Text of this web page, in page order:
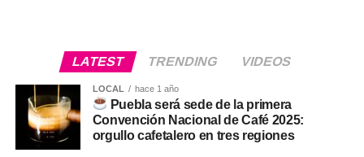
LATEST TRENDING VIDEOS
LOCAL hace 1 año
Puebla será sede de la primera
Convención Nacional de Café 2025:
orgullo cafetalero en tres regiones